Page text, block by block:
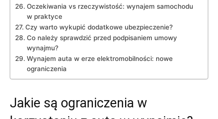
Oczekiwania⁢ vs ⁤rzeczywistość: ​wynajem‍ samochodu
‍w⁤ praktyce
Czy warto wykupić ⁣dodatkowe ⁣ubezpieczenie?
Co należy sprawdzić przed podpisaniem umowy
wynajmu?
Wynajem auta⁤ w erze‍ elektromobilności: nowe
ograniczenia
Jakie ‍są ‌ograniczenia w